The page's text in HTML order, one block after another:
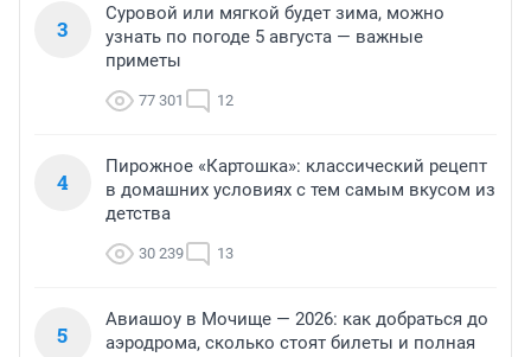
3
Суровой или мягкой будет зима, можно
узнать по погоде 5 августа — важные
приметы
77 301 12
4
Пирожное «Картошка»: классический рецепт
в домашних условиях с тем самым вкусом из
детства
30 239 13
5
Авиашоу в Мочище — 2026: как добраться до
аэродрома, сколько стоят билеты и полная